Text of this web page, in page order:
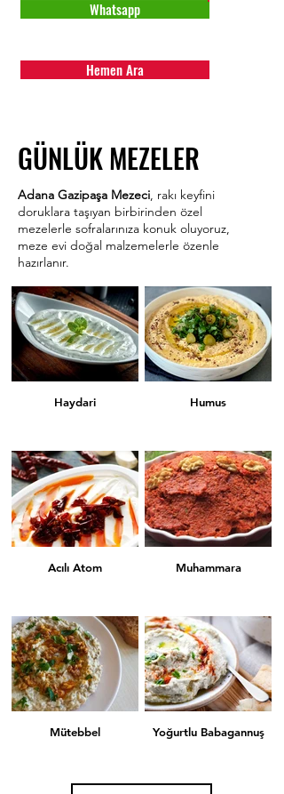
Whatsapp
Hemen Ara
GÜNLÜK MEZELER
Adana Gazipaşa Mezeci, rakı keyfini
doruklara taşıyan birbirinden özel
mezelerle sofralarınıza konuk oluyoruz,
meze evi doğal malzemelerle özenle
hazırlanır.
Haydari Humus
Acılı Atom Muhammara
Mütebbel Yoğurtlu Babagannuş